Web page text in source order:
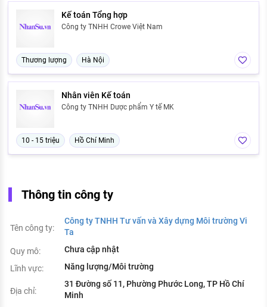
Kế toán Tổng hợp
Công ty TNHH Crowe Việt Nam
Thương lượng Hà Nội
Nhân viên Kế toán
Công ty TNHH Dược phẩm Y tế MK
10 - 15 triệu Hồ Chí Minh
Thông tin công ty
Tên công ty:
Công ty TNHH Tư vấn và Xây dựng Môi trường Vi
Ta
Quy mô:
Chưa cập nhật
Lĩnh vực:
Năng lượng/Môi trường
Địa chỉ:
31 Đường số 11, Phường Phước Long, TP Hồ Chí
Minh